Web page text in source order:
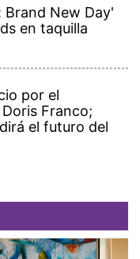
Brand New Day'
en taquilla
por el
Franco;
el futuro del